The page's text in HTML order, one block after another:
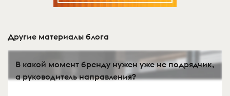
Другие материалы блога
В какой момент бренду нужен уже не подрядчик,
а руководитель направления?